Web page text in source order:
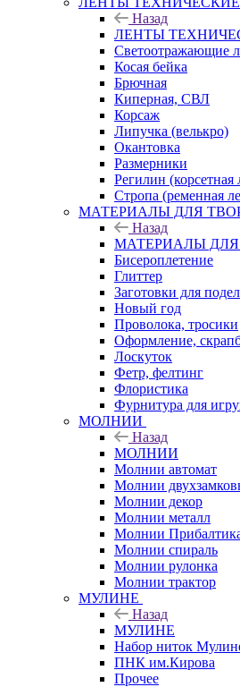
Назад
ЛЕНТЫ
Светоотражающие
Косая бейка
Брючная
Киперная, СВЛ
Корсаж
Липучка (велькро)
Окантовка
Размерники
Регилин (корсетная
Стропа (ременная
МАТЕРИАЛЫ ДЛЯ
Назад
МАТЕРИАЛЫ ДЛЯ
Бисероплетение
Глиттер
Заготовки для
Новый год
Проволока, тросики
Оформление,
Лоскуток
Фетр, фелтинг
Флористика
Фурнитура для
МОЛНИИ
Назад
МОЛНИИ
Молнии автомат
Молнии
Молнии декор
Молнии металл
Молнии
Молнии спираль
Молнии рулонка
Молнии трактор
МУЛИНЕ
Назад
МУЛИНЕ
Набор ниток
ПНК им.Кирова
Прочее